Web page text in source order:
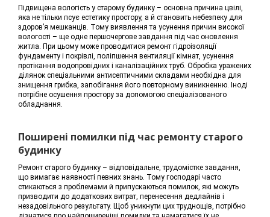
Підвищена вологість у старому будинку – основна причина цвілі,
яка не тільки псує естетику простору, а й становить небезпеку для
здоров’я мешканців. Тому виявлення та усунення причин високої
вологості – ще одне першочергове завдання під час оновлення
житла. При цьому може проводитися ремонт гідроізоляції
фундаменту і покрівлі, поліпшення вентиляції кімнат, усунення
протікання водопровідних і каналізаційних труб. Обробка уражених
ділянок спеціальними антисептичними складами необхідна для
знищення грибка, запобігання його повторному виникненню. Іноді
потрібне осушення простору за допомогою спеціалізованого
обладнання.
Поширені помилки під час ремонту старого
будинку
Ремонт старого будинку – відповідальне, трудомістке завдання,
що вимагає наявності певних знань. Тому господарі часто
стикаються з проблемами й припускаються помилок, які можуть
призводити до додаткових витрат, перенесення дедлайнів і
незадовільного результату. Щоб уникнути цих труднощів, потрібно